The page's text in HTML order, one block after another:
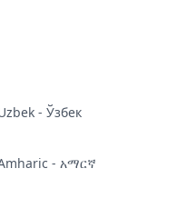
- Ўзбек
- አማርኛ